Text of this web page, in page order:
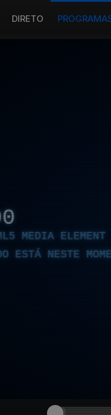
DIRETO
MEDIA ELEMENT
ESTÁ NESTE